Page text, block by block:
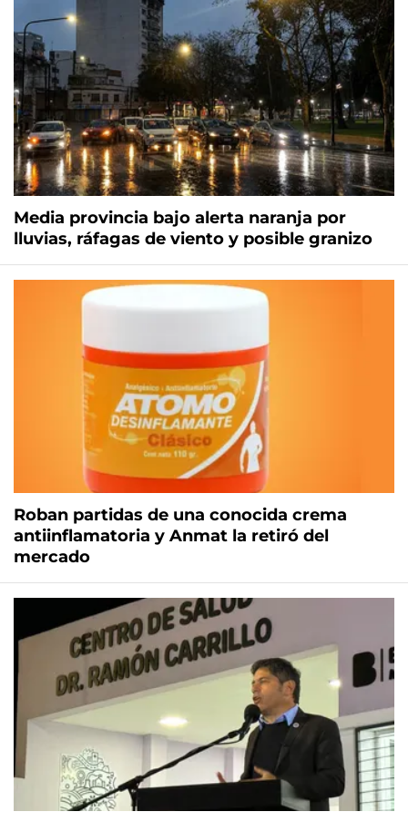
Media provincia bajo alerta naranja por
lluvias, ráfagas de viento y posible granizo
Roban partidas de una conocida crema
antiinflamatoria y Anmat la retiró del
mercado